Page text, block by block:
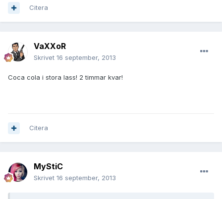
Citera
VaXXoR
Skrivet 16 september, 2013
Coca cola i stora lass! 2 timmar kvar!
Citera
MyStiC
Skrivet 16 september, 2013